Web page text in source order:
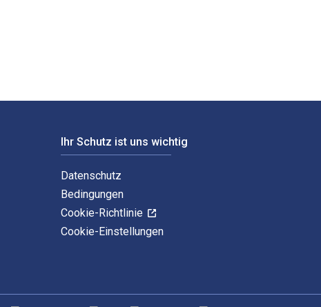
Ihr Schutz ist uns wichtig
Datenschutz
Bedingungen
Cookie-Richtlinie
Cookie-Einstellungen